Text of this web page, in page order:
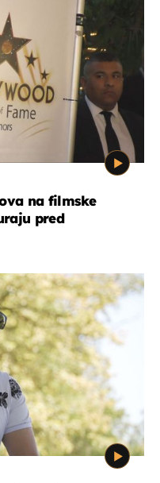
na filmske
pred